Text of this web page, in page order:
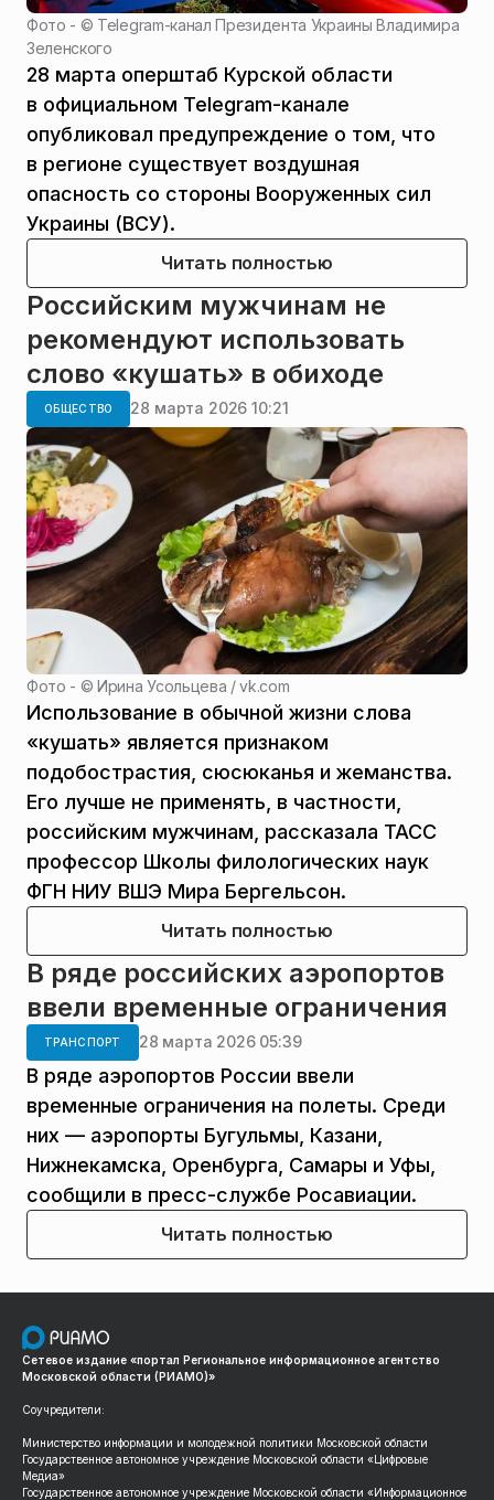
Фото - © Telegram-канал Президента Украины Владимира
Зеленского
28 марта оперштаб Курской области
в официальном Telegram-канале
опубликовал предупреждение о том, что
в регионе существует воздушная
опасность со стороны Вооруженных сил
Украины (ВСУ).
Читать полностью
Российским мужчинам не
рекомендуют использовать
слово «кушать» в обиходе
ОБЩЕСТВО 28 марта 2026 10:21
Фото - ©Ирина Усольцева / vk.com
Использование в обычной жизни слова
«кушать» является признаком
подобострастия, сюсюканья и жеманства.
Его лучше не применять, в частности,
российским мужчинам, рассказала ТАСС
профессор Школы филологических наук
ФГН НИУ ВШЭ Мира Бергельсон.
Читать полностью
В ряде российских аэропортов
ввели временные ограничения
ТРАНСПОРТ 28 марта 2026 05:39
В ряде аэропортов России ввели
временные ограничения на полеты. Среди
них — аэропорты Бугульмы, Казани,
Нижнекамска, Оренбурга, Самары и Уфы,
сообщили в пресс-службе Росавиации.
Читать полностью
Сетевое издание «портал Региональное информационное агентство
Московской области (РИАМО)»
Соучредители:
Министерство информации и молодежной политики Московской области
Государственное автономное учреждение Московской области «Цифровые
Медиа»
Государственное автономное учреждение Московской области «Информационное